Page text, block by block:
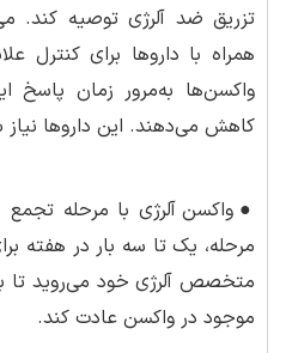
تزریق ضد آلرژی توصیه کند.
همراه با داروها برای کنترل
واکسن‌ها به‌مرور زمان پاسخ
کاهش می‌دهند. این داروها
●واکسن آلرژی با مرحله
مرحله، یک تا سه بار در هفته
متخصص آلرژی خود می‌روید تا
موجود در واکسن عادت کند.